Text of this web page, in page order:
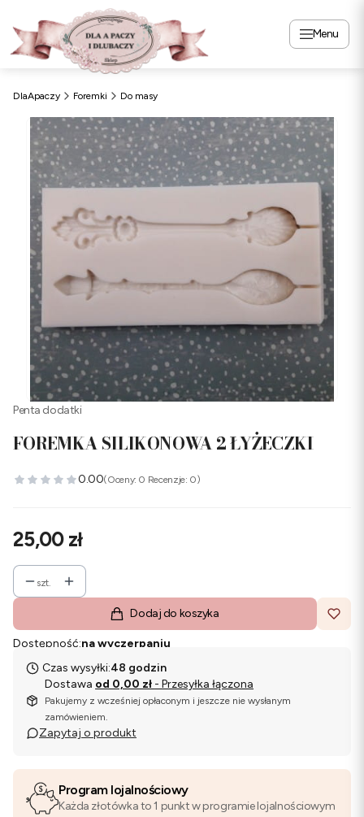
Menu
DlaApaczy Foremki Do masy
Penta dodatki
FOREMKA SILIKONOWA 2 ŁYŻECZKI
0.00(Oceny: 0 Recenzje: 0)
Cena
25,00 zł
szt.
Dodaj do koszyka
Dostępność:na wyczerpaniu
Czas wysyłki:48 godzin
Dostawa od 0,00 zł - Przesyłka łączona
Pakujemy z wcześniej opłaconym i jeszcze nie wysłanym
zamówieniem.
Zapytaj o produkt
Program lojalnościowy
Każda złotówka to 1 punkt w programie lojalnościowym